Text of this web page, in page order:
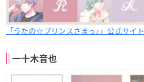
「うたの☆プリンスさまっ♪」公式サイト
一十木音也